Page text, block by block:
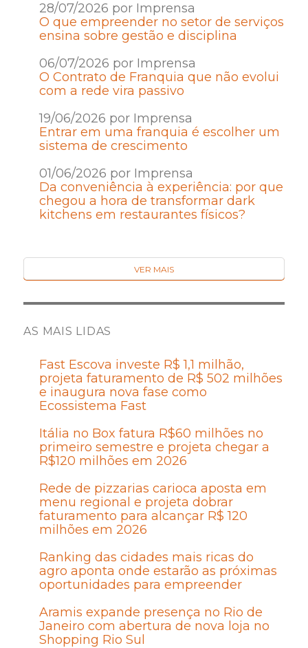
28/07/2026 por Imprensa
O que empreender no setor de serviços
ensina sobre gestão e disciplina
06/07/2026 por Imprensa
O Contrato de Franquia que não evolui
com a rede vira passivo
19/06/2026 por Imprensa
Entrar em uma franquia é escolher um
sistema de crescimento
01/06/2026 por Imprensa
Da conveniência à experiência: por que
chegou a hora de transformar dark
kitchens em restaurantes físicos?
VER MAIS
AS MAIS LIDAS
Fast Escova investe R$ 1,1 milhão,
projeta faturamento de R$ 502 milhões
e inaugura nova fase como
Ecossistema Fast
Itália no Box fatura R$60 milhões no
primeiro semestre e projeta chegar a
R$120 milhões em 2026
Rede de pizzarias carioca aposta em
menu regional e projeta dobrar
faturamento para alcançar R$ 120
milhões em 2026
Ranking das cidades mais ricas do
agro aponta onde estarão as próximas
oportunidades para empreender
Aramis expande presença no Rio de
Janeiro com abertura de nova loja no
Shopping Rio Sul